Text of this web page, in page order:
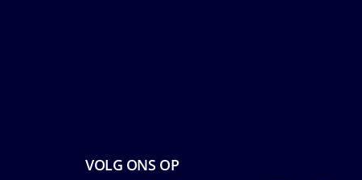
VOLG ONS OP